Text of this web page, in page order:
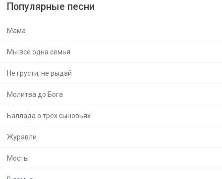
Популярные песни
Мама
Мы все одна семья
Не грусти, не рыдай
Молитва до Бога
Баллада о трёх сыновьях
Журавли
Мосты